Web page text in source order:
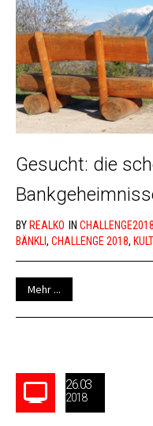
Gesucht: die
BY REALKO IN CHALLENGE2018
BÄNKLI, CHALLENGE 2018,
Mehr ...
26.03
2018